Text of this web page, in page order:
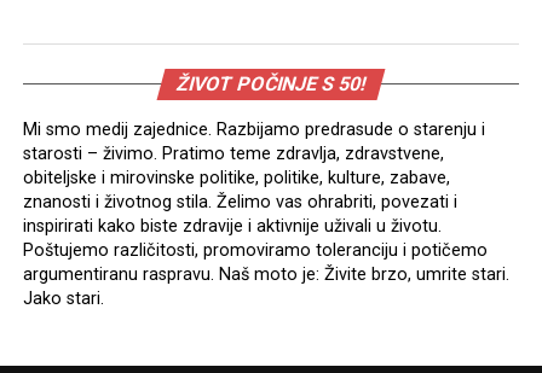
ŽIVOT POČINJE S 50!
Mi smo medij zajednice. Razbijamo predrasude o starenju i
starosti – živimo. Pratimo teme zdravlja, zdravstvene,
obiteljske i mirovinske politike, politike, kulture, zabave,
znanosti i životnog stila. Želimo vas ohrabriti, povezati i
inspirirati kako biste zdravije i aktivnije uživali u životu.
Poštujemo različitosti, promoviramo toleranciju i potičemo
argumentiranu raspravu. Naš moto je: Živite brzo, umrite stari.
Jako stari.